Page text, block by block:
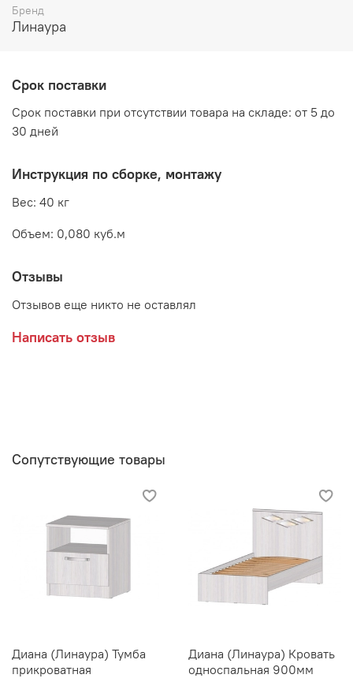
Материалы:
ЛДСП, кромка ПВХ,
Декоративное стекло выполнено по специальной
технологии
Производитель:
Мебельная фабрика ЛИНАУРА
Бренд
Линаура
Срок поставки
Срок поставки при отсутствии товара на складе: от 5 до
30 дней
Инструкция по сборке, монтажу
Вес: 40 кг
Объем: 0,080 куб.м
Отзывы
Отзывов еще никто не оставлял
Написать отзыв
Сопутствующие товары
Диана (Линаура) Тумба
прикроватная
Диана (Линаура) Кровать
односпальная 900мм